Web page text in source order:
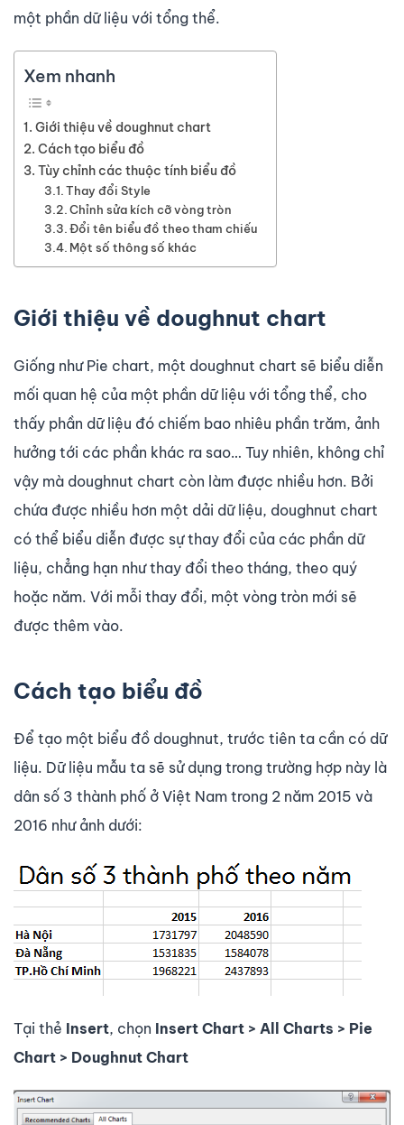
một phần dữ liệu với tổng thể.
Xem nhanh
Giới thiệu về doughnut chart
Cách tạo biểu đồ
Tùy chỉnh các thuộc tính biểu đồ
Thay đổi Style
Chỉnh sửa kích cỡ vòng tròn
Đổi tên biểu đồ theo tham chiếu
Một số thông số khác
Giới thiệu về doughnut chart
Giống như Pie chart, một doughnut chart sẽ biểu diễn
mối quan hệ của một phần dữ liệu với tổng thể, cho
thấy phần dữ liệu đó chiếm bao nhiêu phần trăm, ảnh
hưởng tới các phần khác ra sao… Tuy nhiên, không chỉ
vậy mà doughnut chart còn làm được nhiều hơn. Bởi
chứa được nhiều hơn một dải dữ liệu, doughnut chart
có thể biểu diễn được sự thay đổi của các phần dữ
liệu, chẳng hạn như thay đổi theo tháng, theo quý
hoặc năm. Với mỗi thay đổi, một vòng tròn mới sẽ
được thêm vào.
Cách tạo biểu đồ
Để tạo một biểu đồ doughnut, trước tiên ta cần có dữ
liệu. Dữ liệu mẫu ta sẽ sử dụng trong trường hợp này là
dân số 3 thành phố ở Việt Nam trong 2 năm 2015 và
2016 như ảnh dưới:
Tại thẻ Insert, chọn Insert Chart > All Charts > Pie
Chart > Doughnut Chart